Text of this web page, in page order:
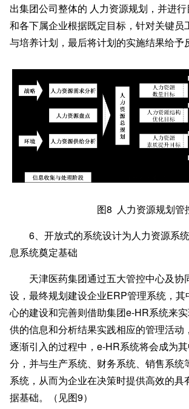
出集团公司整体的 人力资源规划，并进
和各下属企业根据既定目标，针对关键员
与培养计划，最后将计划的实施结果给予
图8 人力资源规划管
6、开放式的系统设计为人力资源系
息系统奠定基础
天津医药集团通过五大管控中心及协
设，最终规划建设企业ERP管理系统，其
心的建设和完善则借助集团e-HR系统来
供的信息和分析结果实践相应的管理活动
逐渐引入的过程中，e-HR系统将会成为
分，并与生产系统、财务系统、销售系统
系统，从而为企业在决策时提供高效的具
据基础。（见图9）